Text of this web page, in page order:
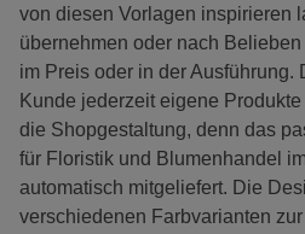
von diesen Vorlagen inspirieren
übernehmen oder nach
im Preis oder in der Ausführung.
Kunde jederzeit eigene
die Shopgestaltung, denn das
für Floristik und Blumenhandel
automatisch mitgeliefert. Die
verschiedenen Farbvarianten